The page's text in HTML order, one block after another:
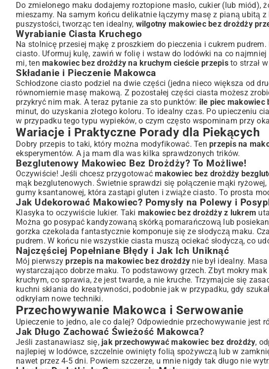
Do zmielonego maku dodajemy roztopione masło, cukier (lub miód),
mieszamy. Na samym końcu delikatnie łączymy masę z pianą ubitą
puszystości, tworząc ten idealny, wilgotny makowiec bez drożdży
Wyrabianie Ciasta Kruchego
Na stolnicę przesiej mąkę z proszkiem do pieczenia i cukrem
ciasto. Uformuj kulę, zawiń w folię i wstaw do lodówki na co
mi, ten makowiec bez drożdży na kruchym cieście przepisto strzał
Składanie i Pieczenie Makowca
Schłodzone ciasto podziel na dwie części (jedna nieco większa od
równomiernie masę makową. Z pozostałej części ciasta możesz
przykryć nim mak. A teraz pytanie za sto punktów: ile piec makowiec
minut, do uzyskania złotego koloru. To idealny czas. Po upieczeniu
w przypadku tego typu wypieków, o czym często wspominam przy
Wariacje i Praktyczne Porady dla Piekących
Dobry przepis to taki, który można modyfikować. Ten przepis na
eksperymentów. A ja mam dla was kilka sprawdzonych trików.
Bezglutenowy Makowiec Bez Drożdży? To Możliwe!
Oczywiście! Jeśli chcesz przygotowaćmakowiec bez drożdży
mąk bezglutenowych. Świetnie sprawdzi się połączenie mąki
gumy ksantanowej, która zastąpi gluten i zwiąże ciasto. To prosta
Jak Udekorować Makowiec? Pomysły na Polewy i
Klasyka to oczywiście lukier. Taki makowiec bez drożdży z lukrem
Można go posypać kandyzowaną skórką pomarańczową lub
gorzka czekolada fantastycznie komponuje się ze słodyczą maku.
pudrem. W końcu nie wszystkie ciasta muszą ociekać słodyczą, co
Najczęściej Popełniane Błędy i Jak Ich Uniknąć
Mój pierwszyprzepis na makowiec bez drożdży nie był idealny.
wystarczająco dobrze maku. To podstawowy grzech. Zbyt mokry mak
kruchym, co sprawia, że jest twarde, a nie kruche. Trzymajcie się
kuchni skłania do kreatywności, podobnie jak w przypadku, gdy
odkryłam nowe techniki.
Przechowywanie Makowca i Serwowanie
Upieczenie to jedno, ale co dalej? Odpowiednie przechowywanie jest
Jak Długo Zachować Świeżość Makowca?
Jeśli zastanawiasz się, jak przechowywać makowiec bez drożdży,
najlepiej w lodówce, szczelnie owinięty folią spożywczą lub w
nawet przez 4-5 dni. Powiem szczerze, u mnie nigdy tak długo nie